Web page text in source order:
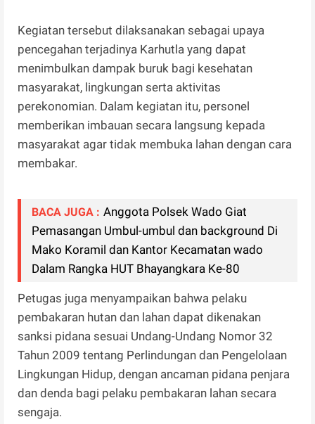
Kegiatan tersebut dilaksanakan sebagai upaya
pencegahan terjadinya Karhutla yang dapat
menimbulkan dampak buruk bagi kesehatan
masyarakat, lingkungan serta aktivitas
perekonomian. Dalam kegiatan itu, personel
memberikan imbauan secara langsung kepada
masyarakat agar tidak membuka lahan dengan cara
membakar.
BACA JUGA : Anggota Polsek Wado Giat
Pemasangan Umbul-umbul dan background Di
Mako Koramil dan Kantor Kecamatan wado
Dalam Rangka HUT Bhayangkara Ke-80
Petugas juga menyampaikan bahwa pelaku
pembakaran hutan dan lahan dapat dikenakan
sanksi pidana sesuai Undang-Undang Nomor 32
Tahun 2009 tentang Perlindungan dan Pengelolaan
Lingkungan Hidup, dengan ancaman pidana penjara
dan denda bagi pelaku pembakaran lahan secara
sengaja.